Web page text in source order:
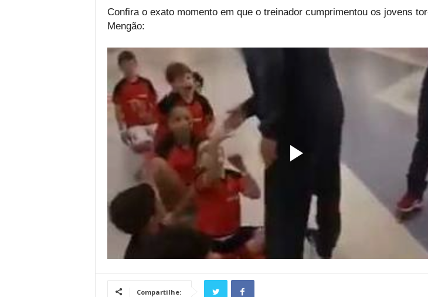
Confira o exato momento em que o treinador cumprimentou os jovens
Mengão:
Compartilhe: